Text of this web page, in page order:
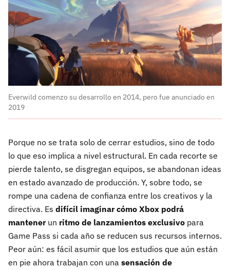
Everwild comenzo su desarrollo en 2014, pero fue anunciado en
2019
Porque no se trata solo de cerrar estudios, sino de todo
lo que eso implica a nivel estructural. En cada recorte se
pierde talento, se disgregan equipos, se abandonan ideas
en estado avanzado de producción. Y, sobre todo, se
rompe una cadena de confianza entre los creativos y la
directiva. Es difícil imaginar cómo Xbox podrá
mantenerun ritmo de lanzamientos exclusivo para
Game Pass si cada año se reducen sus recursos internos.
Peor aún: es fácil asumir que los estudios que aún están
en pie ahora trabajan con una sensación de